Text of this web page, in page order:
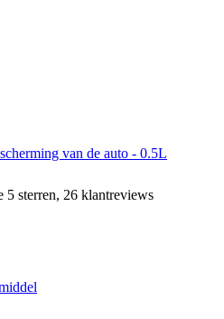
van de auto - 0.5L
5 sterren, 26 klantreviews